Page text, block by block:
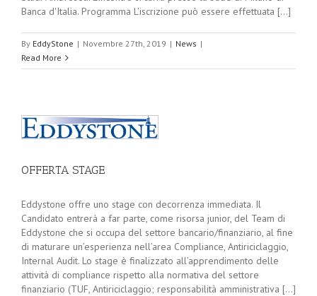
Banca d'Italia. Programma L'iscrizione può essere effettuata [...]
By EddyStone | Novembre 27th, 2019 | News |
Read More
OFFERTA STAGE
Eddystone offre uno stage con decorrenza immediata. Il
Candidato entrerà a far parte, come risorsa junior, del Team di
Eddystone che si occupa del settore bancario/finanziario, al fine
di maturare un’esperienza nell’area Compliance, Antiriciclaggio,
Internal Audit. Lo stage è finalizzato all’apprendimento delle
attività di compliance rispetto alla normativa del settore
finanziario (TUF, Antiriciclaggio; responsabilità amministrativa [...]